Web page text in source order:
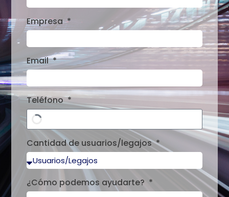
Empresa
Email
Teléfono
Cantidad de usuarios/legajos
¿Cómo podemos ayudarte?